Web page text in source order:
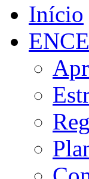
Início
ENCE